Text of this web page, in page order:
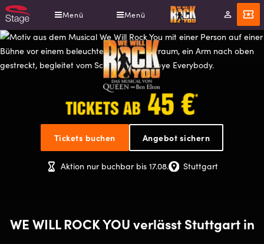
Direkt
zum
Inhalt
Menü Menü
Mein
Konto
Angebot
WE
WILL
ROCK
Das
Tickets buchen Angebot sichern
Aktion nur buchbar bis 17.08. Stuttgart
WE WILL ROCK YOU verlässt Stuttgart in